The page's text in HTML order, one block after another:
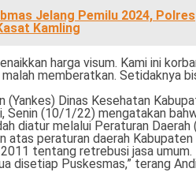
Jelang Pemilu 2024, Polres
Kamling
harga visum. Kami ini
memberatkan. Setidaknya
(Yankes) Dinas Kesehatan
Senin (10/1/22) mengatakan
diatur melalui Peraturan Daerah
atas peraturan daerah Kabupaten
tentang retrebusi jasa umum.
disetiap Puskesmas,” terang